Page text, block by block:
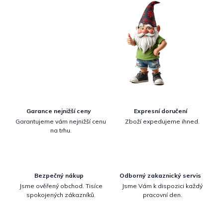
Garance nejnižší ceny
Garantujeme vám nejnižší cenu
na trhu.
Expresní doručení
Zboží expedujeme ihned.
Bezpečný nákup
Jsme ověřený obchod. Tisíce
spokojených zákazníků.
Odborný zakaznický servis
Jsme Vám k dispozici každý
pracovní den.